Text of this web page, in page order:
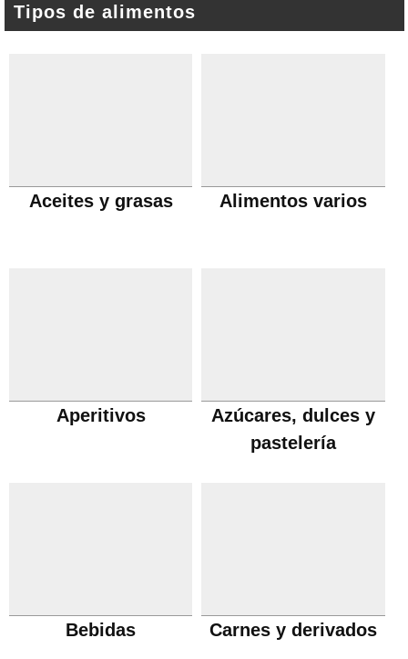
Tipos de alimentos
Aceites y grasas Alimentos varios
Aperitivos
Azúcares, dulces y
pastelería
Bebidas Carnes y derivados